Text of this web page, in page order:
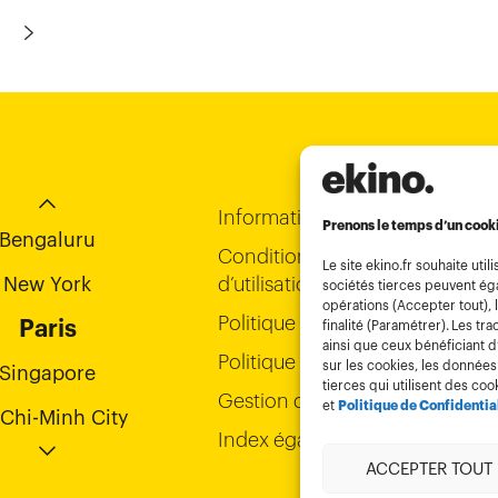
Prenons le temps d’un
Le site ekino.fr souhaite
sociétés tierces peuvent
opérations (Accepter tout),
finalité (Paramétrer). Les
ainsi que ceux bénéficiant
sur les cookies, les
tierces qui utilisent des
etPolitique de
ACCEPTER TOUT
Next
Hong Kong
Bengaluru
New York
Paris
Singapore
Minh City
Bordeaux
Informations légales
Conditions générales
d’utilisation
Politique de confidentialité
Politique cookies
Gestion des cookies
Index égalité